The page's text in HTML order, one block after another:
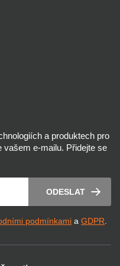
a produktech pro
e-mailu. Přidejte se
ODESLAT
podmínkami a GDPR.